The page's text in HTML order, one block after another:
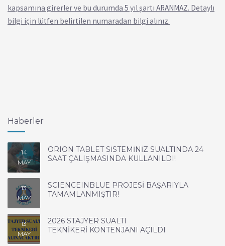
kapsamına girerler ve bu durumda 5 yıl şartı ARANMAZ. Detaylı
bilgi için lütfen belirtilen numaradan bilgi alınız.
Haberler
14
MAY
ORION TABLET SİSTEMİNİZ SUALTINDA 24
SAAT ÇALIŞMASINDA KULLANILDI!
13
MAY
SCIENCEINBLUE PROJESİ BAŞARIYLA
TAMAMLANMIŞTIR!
13
MAY
2026 STAJYER SUALTI
TEKNİKERİ KONTENJANI AÇILDI